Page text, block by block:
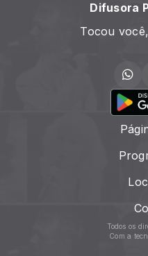
Difusora
Tocou
Todos os
Com a